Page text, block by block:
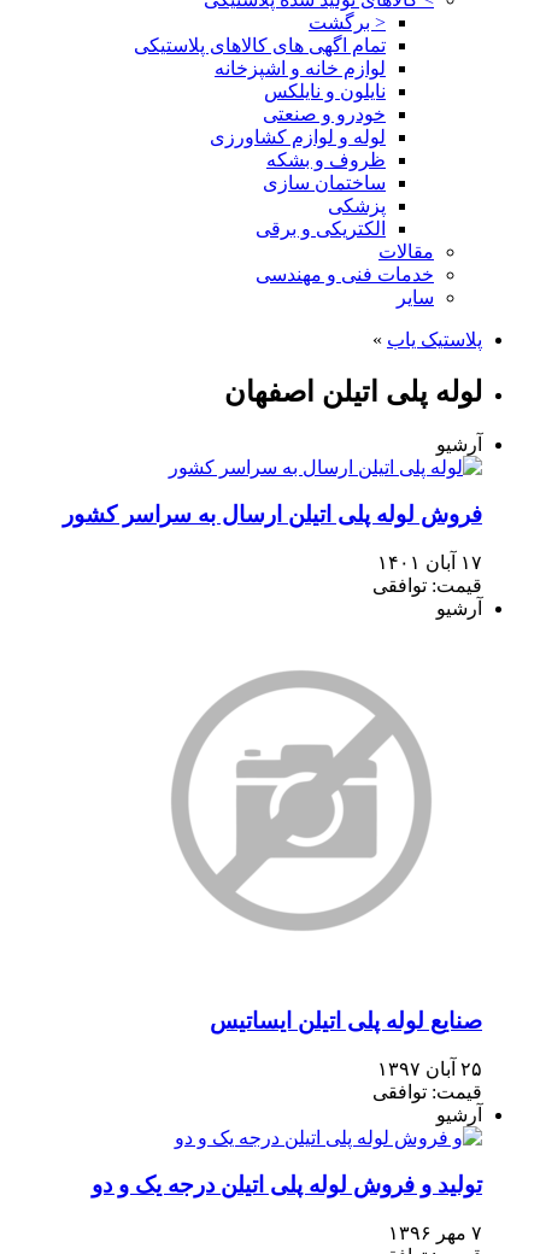
< برگشت
تمام اگهی های کالاهای پلاستیکی
لوازم خانه و اشپزخانه
نایلون و نایلکس
خودرو و صنعتی
لوله و لوازم کشاورزی
ظروف و بشکه
ساختمان سازی
پزشکی
الکتریکی و برقی
مقالات
خدمات فنی و مهندسی
سایر
پلاستیک یاب »
لوله پلی اتیلن اصفهان
آرشیو
فروش لوله پلی اتیلن ارسال به سراسر کشور
۱۷ آبان ۱۴۰۱
قیمت: توافقی
آرشیو
صنایع لوله پلی اتیلن ایساتیس
۲۵ آبان ۱۳۹۷
قیمت: توافقی
آرشیو
تولید و فروش لوله پلی اتیلن درجه یک و دو
۷ مهر ۱۳۹۶